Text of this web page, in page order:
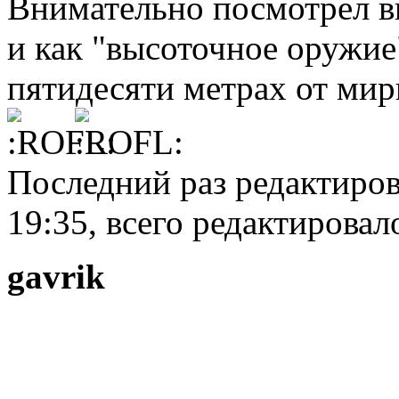
и как "высоточное
пятидесяти метрах от
Последний раз
19:35, всего
gavrik